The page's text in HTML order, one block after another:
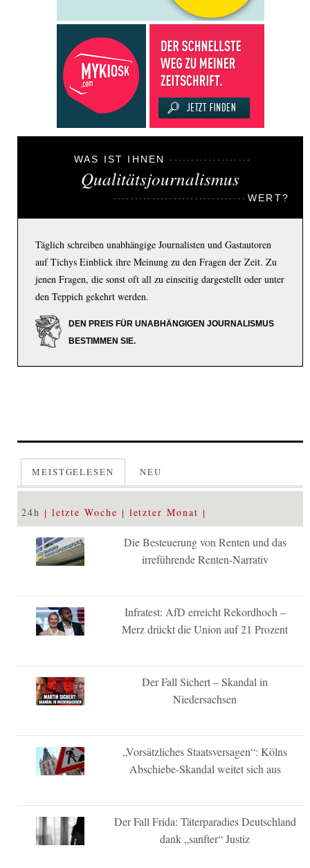
WAS IST IHNEN
Qualitätsjournalismus
WERT?
Täglich schreiben unabhängige Journalisten und Gastautoren
auf Tichys Einblick ihre Meinung zu den Fragen der Zeit. Zu
jenen Fragen, die sonst oft all zu einseitig dargestellt oder unter
den Teppich gekehrt werden.
DEN PREIS FÜR UNABHÄNGIGEN JOURNALISMUS
BESTIMMEN SIE.
MEISTGELESEN NEU
24h letzte Woche letzter Monat
Die Besteuerung von Renten und das
irreführende Renten-Narrativ
Infratest: AfD erreicht Rekordhoch –
Merz drückt die Union auf 21 Prozent
Der Fall Sichert – Skandal in
Niedersachsen
„Vorsätzliches Staatsversagen“: Kölns
Abschiebe-Skandal weitet sich aus
Der Fall Frida: Täterparadies Deutschland
dank „sanfter“ Justiz